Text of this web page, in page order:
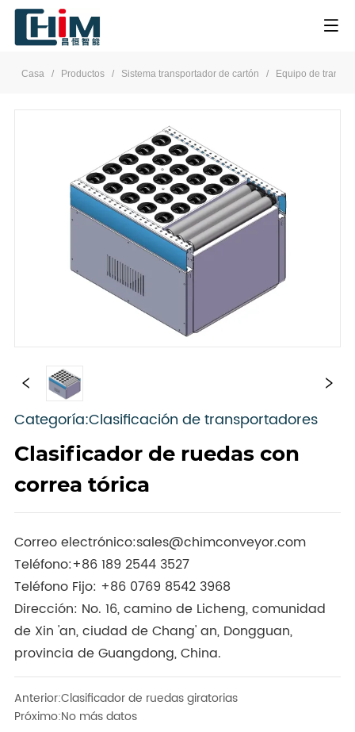
Casa / Productos / Sistema transportador de cartón / Equipo de
Categoría:Clasificación de transportadores
Clasificador de ruedas con
correa tórica
Correo electrónico:sales@chimconveyor.com
Teléfono:+86 189 2544 3527
Teléfono Fijo: +86 0769 8542 3968
Dirección: No. 16, camino de Licheng, comunidad
de Xin 'an, ciudad de Chang' an, Dongguan,
provincia de Guangdong, China.
Anterior:Clasificador de ruedas giratorias
Próximo:No más datos